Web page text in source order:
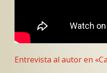
Entrevista al autor en